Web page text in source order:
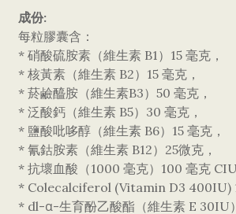
成份:
每粒膠囊含：
* 硝酸硫胺素（維生素 B1）15 毫克，
* 核黃素（維生素 B2）15 毫克，
* 菸鹼醯胺（維生素B3）50 毫克，
* 泛酸鈣（維生素 B5）30 毫克，
* 鹽酸吡哆醇（維生素 B6）15 毫克，
* 氰鈷胺素（維生素 B12）25微克，
* 抗壞血酸（1000 毫克）100 毫克 CIU
* Colecalciferol (Vitamin D3
* dl-α-生育酚乙酸酯（維生素 E 30IU